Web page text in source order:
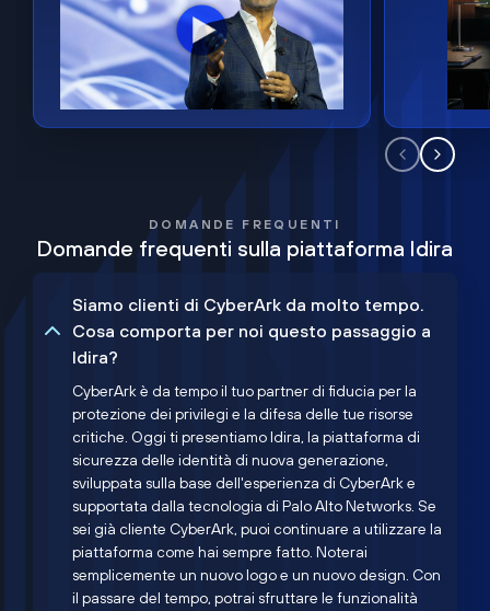
DOMANDE FREQUENTI
Domande frequenti sulla piattaforma Idira
Siamo clienti di CyberArk da molto tempo.
Cosa comporta per noi questo passaggio a
Idira?
CyberArk è da tempo il tuo partner di fiducia per la
protezione dei privilegi e la difesa delle tue risorse
critiche. Oggi ti presentiamo Idira, la piattaforma di
sicurezza delle identità di nuova generazione,
sviluppata sulla base dell'esperienza di CyberArk e
supportata dalla tecnologia di Palo Alto Networks. Se
sei già cliente CyberArk, puoi continuare a utilizzare la
piattaforma come hai sempre fatto. Noterai
semplicemente un nuovo logo e un nuovo design. Con
il passare del tempo, potrai sfruttare le funzionalità